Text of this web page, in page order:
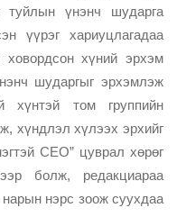
туйлын үнэнч шударга
үүрэг хариуцлагадаа
ховордсон хүний эрхэм
шударгыг эрхэмлэж
хүнтэй том группийн
хүндлэл хүлээх эрхийг
CEO” цуврал хөрөг
болж, редакциараа
нэрс зоож суухдаа